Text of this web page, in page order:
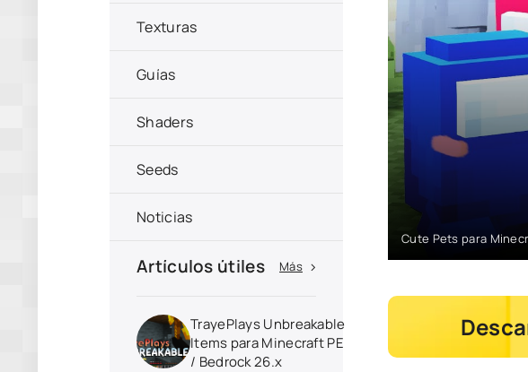
Cute Pets para
Texturas
Guías
Shaders
Seeds
Noticias
Artículos útiles Más
TrayePlays Unbreakable
Items para Minecraft PE
/ Bedrock 26.x